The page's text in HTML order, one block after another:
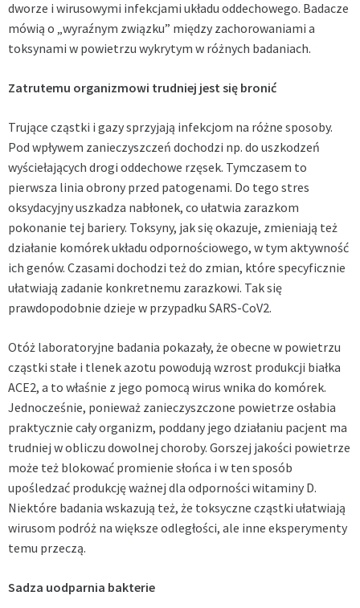
dworze i wirusowymi infekcjami układu oddechowego. Badacze
mówią o „wyraźnym związku” między zachorowaniami a
toksynami w powietrzu wykrytym w różnych badaniach.
Zatrutemu organizmowi trudniej jest się bronić
Trujące cząstki i gazy sprzyjają infekcjom na różne sposoby.
Pod wpływem zanieczyszczeń dochodzi np. do uszkodzeń
wyściełających drogi oddechowe rzęsek. Tymczasem to
pierwsza linia obrony przed patogenami. Do tego stres
oksydacyjny uszkadza nabłonek, co ułatwia zarazkom
pokonanie tej bariery. Toksyny, jak się okazuje, zmieniają też
działanie komórek układu odpornościowego, w tym aktywność
ich genów. Czasami dochodzi też do zmian, które specyficznie
ułatwiają zadanie konkretnemu zarazkowi. Tak się
prawdopodobnie dzieje w przypadku SARS-CoV2.
Otóż laboratoryjne badania pokazały, że obecne w powietrzu
cząstki stałe i tlenek azotu powodują wzrost produkcji białka
ACE2, a to właśnie z jego pomocą wirus wnika do komórek.
Jednocześnie, ponieważ zanieczyszczone powietrze osłabia
praktycznie cały organizm, poddany jego działaniu pacjent ma
trudniej w obliczu dowolnej choroby. Gorszej jakości powietrze
może też blokować promienie słońca i w ten sposób
upośledzać produkcję ważnej dla odporności witaminy D.
Niektóre badania wskazują też, że toksyczne cząstki ułatwiają
wirusom podróż na większe odległości, ale inne eksperymenty
temu przeczą.
Sadza uodparnia bakterie